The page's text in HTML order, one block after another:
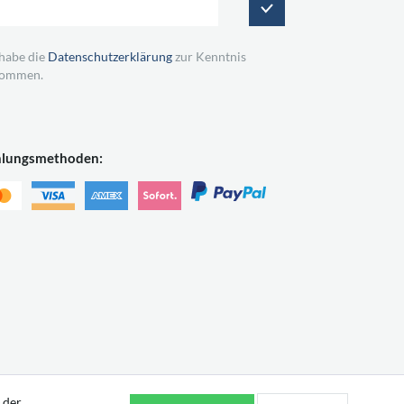
die Datenschutzerklärungzur Kenntnis